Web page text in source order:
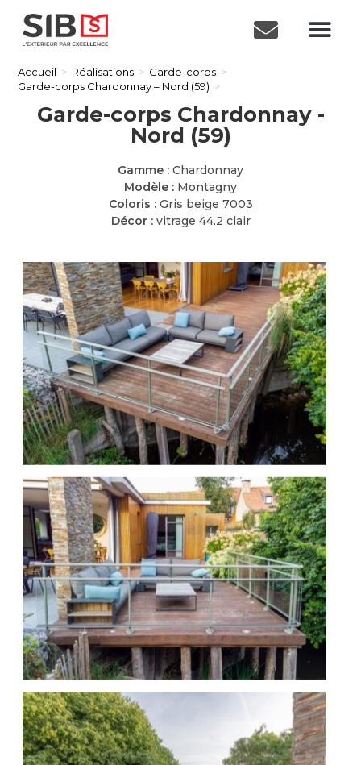
Accueil > Réalisations > Garde-corps >
Garde-corps Chardonnay – Nord (59) >
Garde-corps Chardonnay -
Nord (59)
Gamme : Chardonnay
Modèle : Montagny
Coloris :Gris beige 7003
Décor :vitrage 44.2 clair